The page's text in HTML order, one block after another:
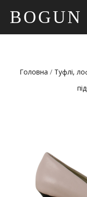
BOGUN
Головна / Туфлі,